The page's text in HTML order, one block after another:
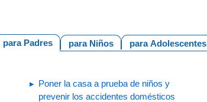
para Adolescentes
para Niños
para Padres
Poner la casa a prueba de niños y
prevenir los accidentes domésticos